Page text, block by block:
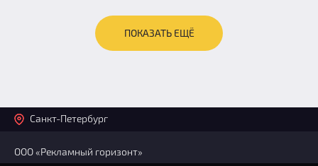
ПОКАЗАТЬ ЕЩЁ
Санкт-Петербург
ООО «Рекламный горизонт»